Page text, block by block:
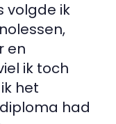
volgde ik
en
ik toch
het
had